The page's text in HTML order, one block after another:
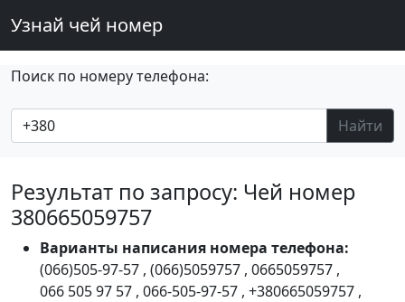
Узнай чей номер
Поиск по номеру телефона:
Найти
Результат по запросу: Чей номер
380665059757
Варианты написания номера телефона:
(066)505-97-57 , (066)5059757 , 0665059757 ,
066 505 97 57 , 066-505-97-57 , +380665059757 ,